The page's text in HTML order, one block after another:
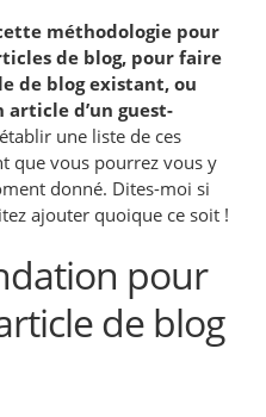
méthodologie pour
de blog, pour faire
de blog existant, ou
d’un guest-
une liste de ces
que vous pourrez vous y
donné. Dites-moi si
ajouter quoique ce soit !
pour
de blog